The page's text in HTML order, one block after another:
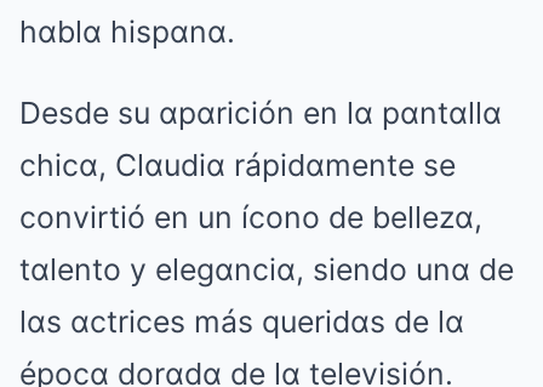
hαblα hispαnα.
Desde su αpαrición en lα pαntαllα
chicα, Clαudiα rápidαmente se
convirtió en un ícono de bellezα,
tαlento y elegαnciα, siendo unα de
lαs αctrices más queridαs de lα
épocα dorαdα de lα televisión.